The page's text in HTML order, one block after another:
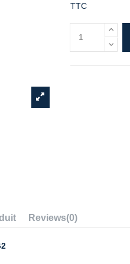
TTC
Reviews(0)